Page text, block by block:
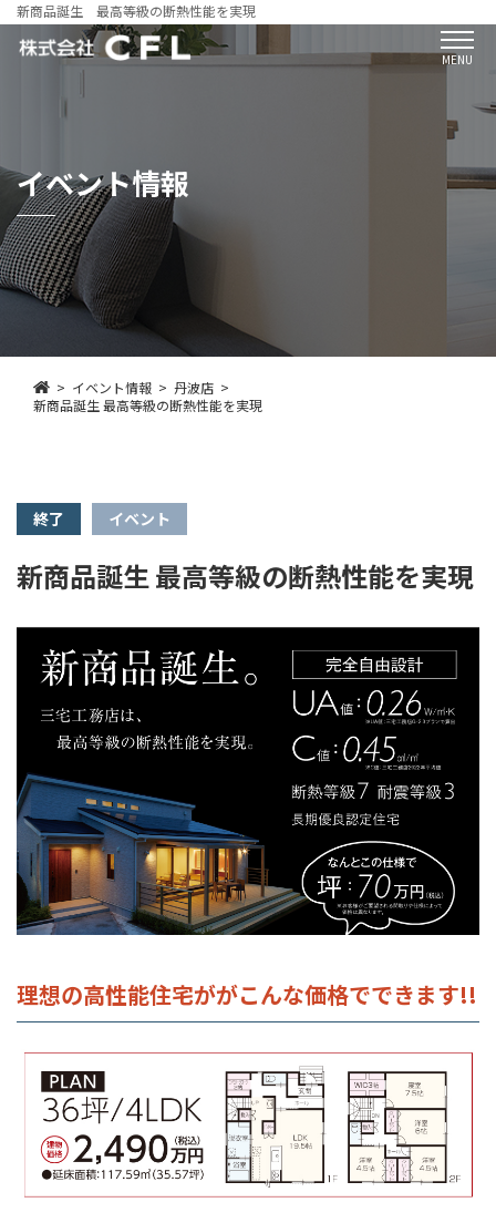
新商品誕生 最高等級の断熱性能を実現
MENU
イベント情報
イベント情報
丹波店
新商品誕生 最高等級の断熱性能を実現
終了 イベント
新商品誕生 最高等級の断熱性能を実現
理想の高性能住宅ががこんな価格でできます!!